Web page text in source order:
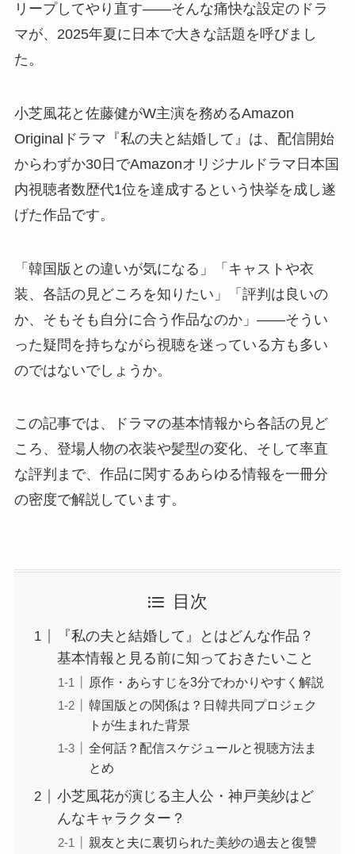
リープしてやり直す——そんな痛快な設定のドラ
マが、2025年夏に日本で大きな話題を呼びまし
た。
小芝風花と佐藤健がW主演を務めるAmazon
Originalドラマ『私の夫と結婚して』は、配信開始
からわずか30日でAmazonオリジナルドラマ日本国
内視聴者数歴代1位を達成するという快挙を成し遂
げた作品です。
「韓国版との違いが気になる」「キャストや衣
装、各話の見どころを知りたい」「評判は良いの
か、そもそも自分に合う作品なのか」——そうい
った疑問を持ちながら視聴を迷っている方も多い
のではないでしょうか。
この記事では、ドラマの基本情報から各話の見ど
ころ、登場人物の衣装や髪型の変化、そして率直
な評判まで、作品に関するあらゆる情報を一冊分
の密度で解説しています。
目次
『私の夫と結婚して』とはどんな作品？
基本情報と見る前に知っておきたいこと
原作・あらすじを3分でわかりやすく解説
韓国版との関係は？日韓共同プロジェク
トが生まれた背景
全何話？配信スケジュールと視聴方法ま
とめ
小芝風花が演じる主人公・神戸美紗はど
んなキャラクター？
親友と夫に裏切られた美紗の過去と復讐